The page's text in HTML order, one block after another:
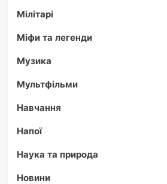
Мілітарі
Міфи та легенди
Музика
Мультфільми
Навчання
Напої
Наука та природа
Новини